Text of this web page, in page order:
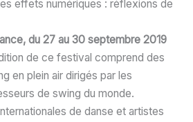
effets numériques : réflexions de
du 27 au 30 septembre 2019
de ce festival comprend des
en plein air dirigés par les
de swing du monde.
de danse et artistes